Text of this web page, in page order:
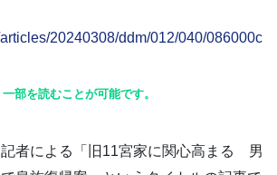
20240308/ddm/012/040/086000c
部を読むことが可能です。
者による「旧11宮家に関心高まる 男